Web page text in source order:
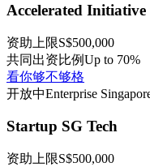
Accelerated
资助上限S$500,000
共同出资比例Up to 70%
看你够不够格
开放中Enterprise
Startup SG Tech
资助上限S$500,000